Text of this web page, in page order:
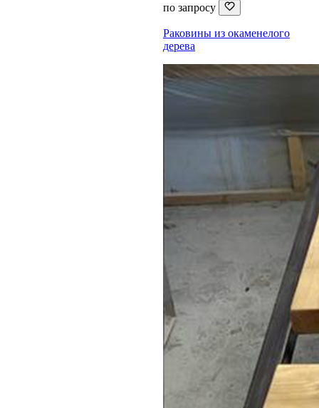
по запросу
Раковины из окаменелого
дерева